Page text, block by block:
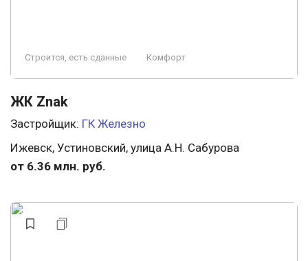
Строится, есть сданные Комфорт
ЖК Znak
Застройщик: ГК Железно
Ижевск, Устиновский, улица А.Н. Сабурова
от 6.36 млн. руб.